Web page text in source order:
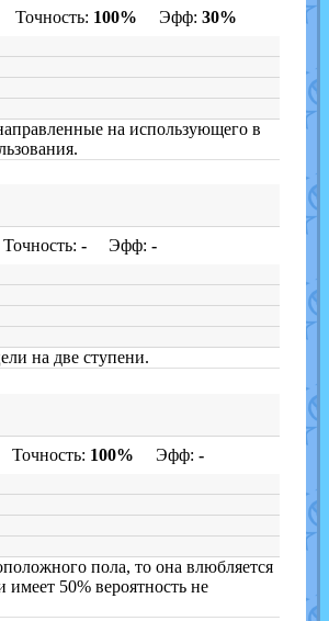
100% Эфф: 30%
на использующего в
-Эфф: -
на две ступени.
100% Эфф: -
пола, то она влюбляется
50% вероятность не